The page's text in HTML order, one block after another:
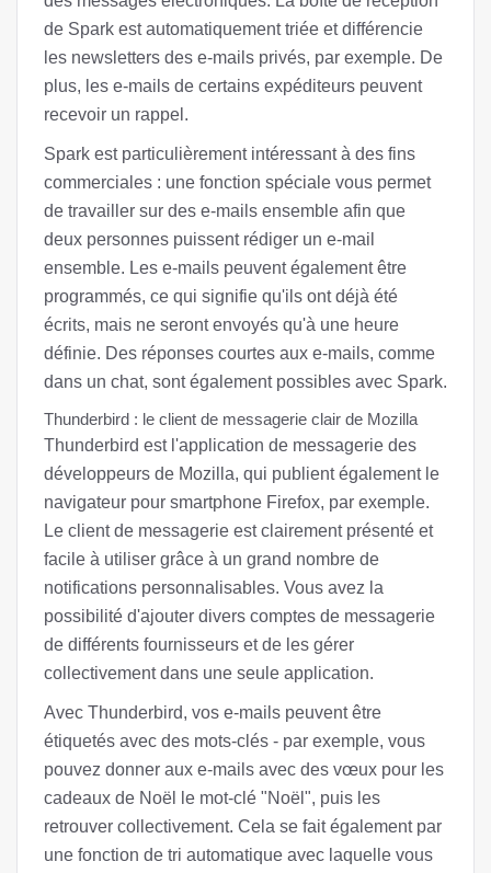
de Spark est automatiquement triée et différencie
les newsletters des e-mails privés, par exemple. De
plus, les e-mails de certains expéditeurs peuvent
recevoir un rappel.
Spark est particulièrement intéressant à des fins
commerciales : une fonction spéciale vous permet
de travailler sur des e-mails ensemble afin que
deux personnes puissent rédiger un e-mail
ensemble. Les e-mails peuvent également être
programmés, ce qui signifie qu'ils ont déjà été
écrits, mais ne seront envoyés qu'à une heure
définie. Des réponses courtes aux e-mails, comme
dans un chat, sont également possibles avec Spark.
Thunderbird : le client de messagerie clair de Mozilla
Thunderbird est l'application de messagerie des
développeurs de Mozilla, qui publient également le
navigateur pour smartphone Firefox, par exemple.
Le client de messagerie est clairement présenté et
facile à utiliser grâce à un grand nombre de
notifications personnalisables. Vous avez la
possibilité d'ajouter divers comptes de messagerie
de différents fournisseurs et de les gérer
collectivement dans une seule application.
Avec Thunderbird, vos e-mails peuvent être
étiquetés avec des mots-clés - par exemple, vous
pouvez donner aux e-mails avec des vœux pour les
cadeaux de Noël le mot-clé "Noël", puis les
retrouver collectivement. Cela se fait également par
une fonction de tri automatique avec laquelle vous